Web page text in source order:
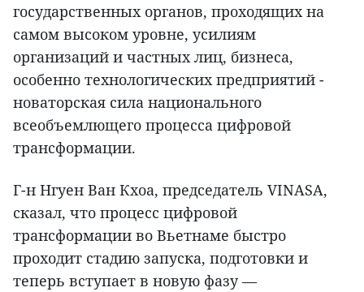
государственных органов, проходящих на
самом высоком уровне, усилиям
организаций и частных лиц, бизнеса,
особенно технологических предприятий -
новаторская сила национального
всеобъемлющего процесса цифровой
трансформации.
Г-н Нгуен Ван Кхоа, председатель VINASA,
сказал, что процесс цифровой
трансформации во Вьетнаме быстро
проходит стадию запуска, подготовки и
теперь вступает в новую фазу —